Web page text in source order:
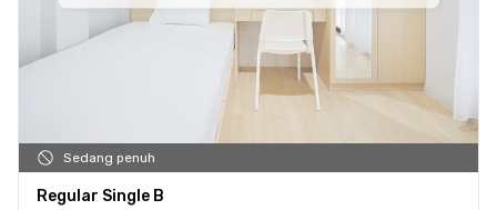
Sedang penuh
Regular Single B